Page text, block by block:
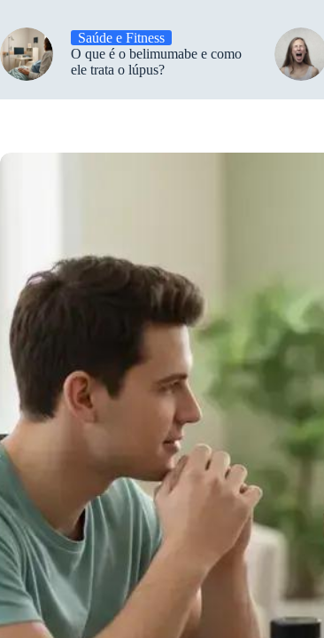
Saúde e Fitness
O que é o belimumabe e como
ele trata o lúpus?